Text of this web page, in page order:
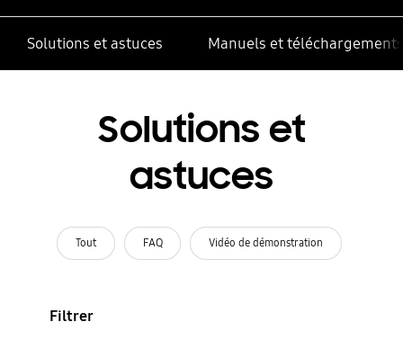
Solutions et astuces Manuels et téléchargements
Solutions et
astuces
Tout FAQ Vidéo de démonstration
Filtrer